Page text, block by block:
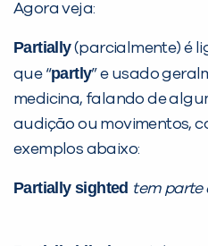
Agora veja:
Partially(parcialmente) é
que “partly” e usado
medicina, falando de
audição ou movimentos,
exemplos abaixo:
Partially sighted tem parte